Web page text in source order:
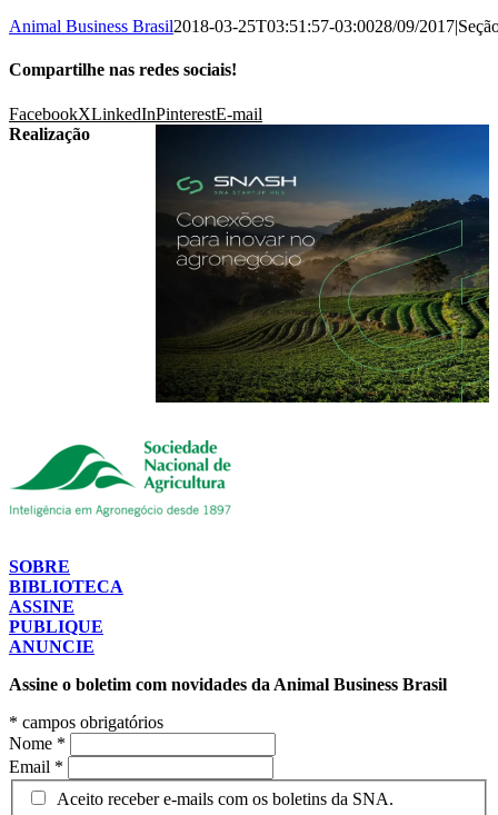
Animal Business Brasil2018-03-25T03:51:57-03:0028/09/2017|
Compartilhe nas redes sociais!
FacebookXLinkedInPinterestE-mail
Realização
SOBRE
BIBLIOTECA
ASSINE
PUBLIQUE
ANUNCIE
Assine o boletim com novidades da Animal Business Brasil
* campos obrigatórios
Nome *
Email *
Aceito receber e-mails com os boletins da SNA.